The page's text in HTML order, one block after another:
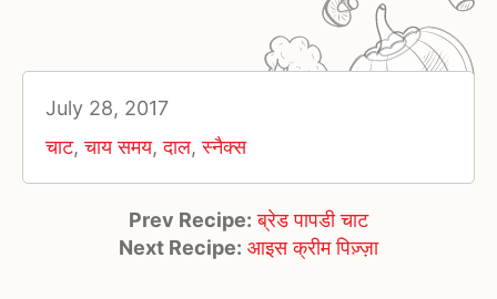
July 28, 2017
चाट,चाय समय,दाल,स्नैक्स
Prev Recipe: ब्रेड पापडी चाट
Next Recipe: आइस क्रीम पिज़्ज़ा